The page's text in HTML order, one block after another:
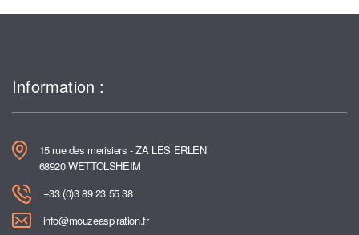
Information :
15 rue des merisiers - ZA LES ERLEN
68920 WETTOLSHEIM
+33 (0)3 89 23 55 38
info@mouzeaspiration.fr